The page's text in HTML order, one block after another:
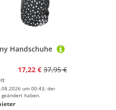
Handschuhe
17,22 € 37,95 €
um 00:43; der
haben.